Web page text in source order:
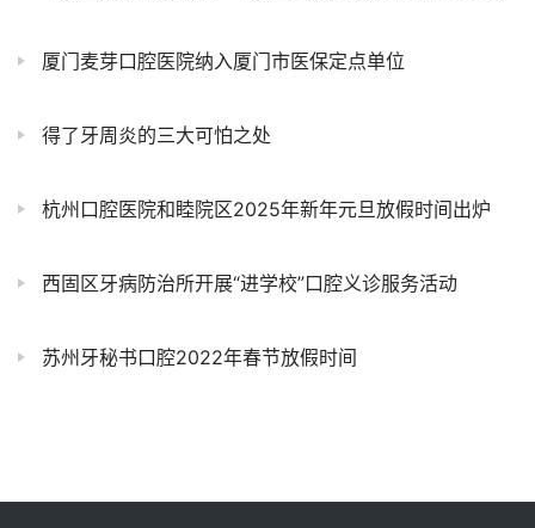
厦门麦芽口腔医院纳入厦门市医保定点单位
得了牙周炎的三大可怕之处
杭州口腔医院和睦院区2025年新年元旦放假时间出炉
西固区牙病防治所开展“进学校”口腔义诊服务活动
苏州牙秘书口腔2022年春节放假时间